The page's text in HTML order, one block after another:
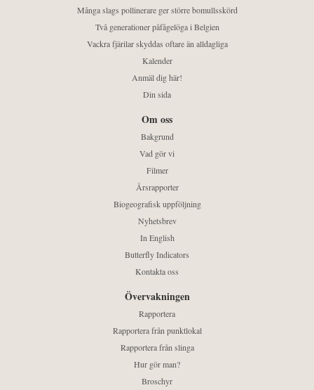
Många slags pollinerare ger större bomullsskörd
Två generationer påfågelöga i Belgien
Vackra fjärilar skyddas oftare än alldagliga
Kalender
Anmäl dig här!
Din sida
Om oss
Bakgrund
Vad gör vi
Filmer
Årsrapporter
Biogeografisk uppföljning
Nyhetsbrev
In English
Butterfly Indicators
Kontakta oss
Övervakningen
Rapportera
Rapportera från punktlokal
Rapportera från slinga
Hur gör man?
Broschyr